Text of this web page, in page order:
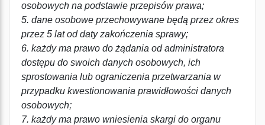
osobowych na podstawie przepisów prawa;
5. dane osobowe przechowywane będą przez okres
przez 5 lat od daty zakończenia sprawy;
6. każdy ma prawo do żądania od administratora
dostępu do swoich danych osobowych, ich
sprostowania lub ograniczenia przetwarzania w
przypadku kwestionowania prawidłowości danych
osobowych;
7. każdy ma prawo wniesienia skargi do organu